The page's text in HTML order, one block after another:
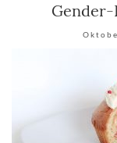
Gender-